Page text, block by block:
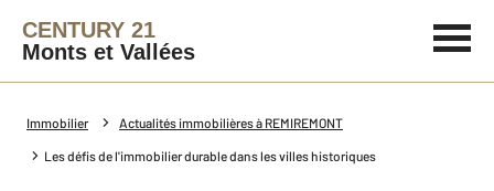
CENTURY 21
Monts et Vallées
Immobilier Actualités immobilières à REMIREMONT
Les défis de l'immobilier durable dans les villes historiques